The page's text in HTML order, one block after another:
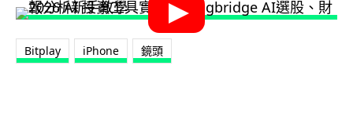
Bitplay iPhone 鏡頭